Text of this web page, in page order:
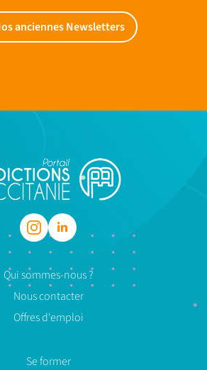
anciennes Newsletters
Qui sommes-nous ?
Nous contacter
Offres d'emploi
Se former